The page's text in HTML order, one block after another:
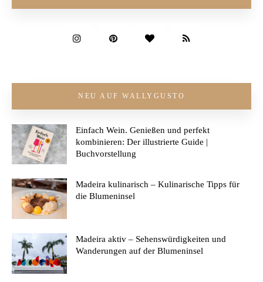
NEU AUF WALLYGUSTO
Einfach Wein. Genießen und perfekt
kombinieren: Der illustrierte Guide |
Buchvorstellung
Madeira kulinarisch – Kulinarische Tipps für
die Blumeninsel
Madeira aktiv – Sehenswürdigkeiten und
Wanderungen auf der Blumeninsel